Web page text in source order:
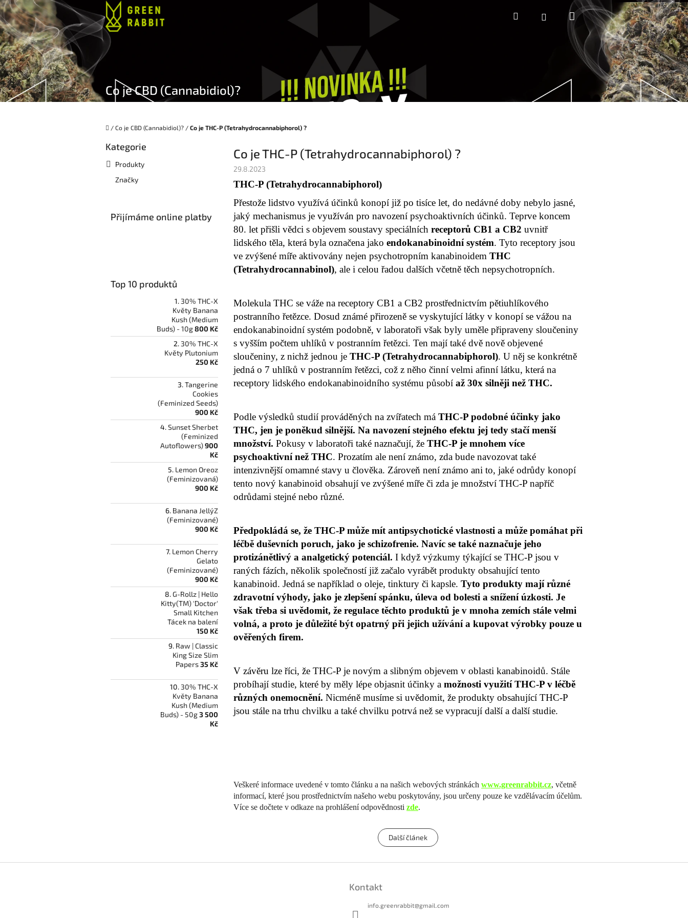
Přejít
na
obsah
HledatPřihlášeníNákupní
košík
Co je CBD (Cannabidiol)?
Domů
/ Co je CBD (Cannabidiol)? / Co je THC-P (Tetrahydrocannabiphorol) ?
Přeskočit
Kategorie
Produkty
Značky
Přijímáme online platby
Top 10 produktů
30% THC-X
Květy Banana
Kush (Medium
Buds) - 10g800 Kč
30% THC-X
Květy Plutonium
250 Kč
Tangerine
Cookies
(Feminized Seeds)
900 Kč
Sunset Sherbet
(Feminized
Autoflowers)900
Kč
Lemon Oreoz
(Feminizovaná)
900 Kč
Banana Jelly´Z
(Feminizované)
900 Kč
Lemon Cherry
Gelato
(Feminizované)
900 Kč
G-Rollz | Hello
Kitty(TM) 'Doctor'
Small Kitchen
Tácek na balení
150 Kč
Raw | Classic
King Size Slim
Papers35 Kč
30% THC-X
Květy Banana
Kush (Medium
Buds) - 50g3 500
Kč
Co je THC-P (Tetrahydrocannabiphorol) ?
29.8.2023
THC-P (Tetrahydrocannabiphorol)
Přestože lidstvo využívá účinků konopí již po tisíce let, do nedávné doby nebylo jasné,
jaký mechanismus je využíván pro navození psychoaktivních účinků. Teprve koncem
80. let přišli vědci s objevem soustavy speciálních receptorů CB1 a CB2 uvnitř
lidského těla, která byla označena jako endokanabinoidní systém. Tyto receptory jsou
ve zvýšené míře aktivovány nejen psychotropním kanabinoidem THC
(Tetrahydrocannabinol), ale i celou řadou dalších včetně těch nepsychotropních.
Molekula THC se váže na receptory CB1 a CB2 prostřednictvím pětiuhlíkového
postranního řetězce. Dosud známé přirozeně se vyskytující látky v konopí se vážou na
endokanabinoidní systém podobně, v laboratoři však byly uměle připraveny sloučeniny
s vyšším počtem uhlíků v postranním řetězci. Ten mají také dvě nově objevené
sloučeniny, z nichž jednou je THC-P (Tetrahydrocannabiphorol). U něj se konkrétně
jedná o 7 uhlíků v postranním řetězci, což z něho činní velmi afinní látku, která na
receptory lidského endokanabinoidního systému působí až 30x silněji než THC.
Podle výsledků studií prováděných na zvířatech má THC-P podobné účinky jako
THC, jen je poněkud silnější. Na navození stejného efektu jej tedy stačí menší
množství. Pokusy v laboratoři také naznačují, že THC-P je mnohem více
psychoaktivní než THC. Prozatím ale není známo, zda bude navozovat také
intenzivnější omamné stavy u člověka. Zároveň není známo ani to, jaké odrůdy konopí
tento nový kanabinoid obsahují ve zvýšené míře či zda je množství THC-P napříč
odrůdami stejné nebo různé.
Předpokládá se, že THC-P může mít antipsychotické vlastnosti a může pomáhat při
léčbě duševních poruch, jako je schizofrenie. Navíc se také naznačuje jeho
protizánětlivý a analgetický potenciál. I když výzkumy týkající se THC-P jsou v
raných fázích, několik společností již začalo vyrábět produkty obsahující tento
kanabinoid. Jedná se například o oleje, tinktury či kapsle. Tyto produkty mají různé
zdravotní výhody, jako je zlepšení spánku, úleva od bolesti a snížení úzkosti. Je
však třeba si uvědomit, že regulace těchto produktů je v mnoha zemích stále velmi
volná, a proto je důležité být opatrný při jejich užívání a kupovat výrobky pouze u
ověřených firem.
V závěru lze říci, že THC-P je novým a slibným objevem v oblasti kanabinoidů. Stále
probíhají studie, které by měly lépe objasnit účinky a možnosti využití THC-P v léčbě
různých onemocnění. Nicméně musíme si uvědomit, že produkty obsahující THC-P
jsou stále na trhu chvilku a také chvilku potrvá než se vypracují další a další studie.
Veškeré informace uvedené v tomto článku a na našich webových stránkách www.greenrabbit.cz, včetně
informací, které jsou prostřednictvím našeho webu poskytovány, jsou určeny pouze ke vzdělávacím účelům.
Více se dočtete v odkaze na prohlášení odpovědnosti zde.
Další článek
Kontakt
info.greenrabbit@gmail.com